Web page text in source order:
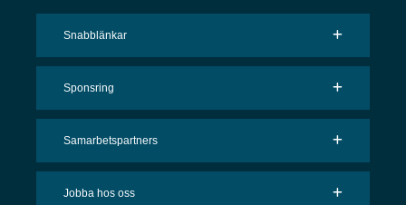
Snabblänkar
Sponsring
Samarbetspartners
Jobba hos oss